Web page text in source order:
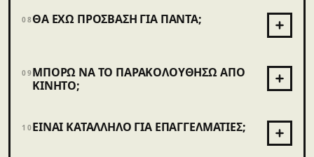
08 ΘΑ ΈΧΩ ΠΡΌΣΒΑΣΗ ΓΙΑ ΠΆΝΤΑ;
09ΜΠΟΡΏ ΝΑ ΤΟ ΠΑΡΑΚΟΛΟΥΘΉΣΩ ΑΠΌ
ΚΙΝΗΤΌ;
10ΕΊΝΑΙ ΚΑΤΆΛΛΗΛΟ ΓΙΑ ΕΠΑΓΓΕΛΜΑΤΊΕΣ;